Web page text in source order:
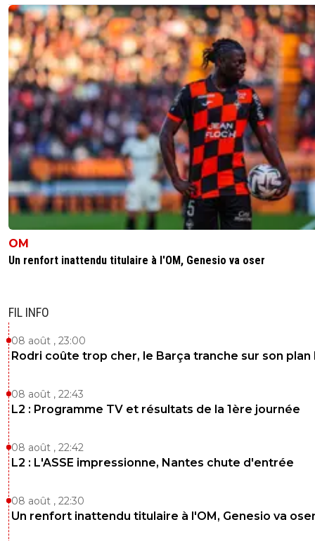
OM
Un renfort inattendu titulaire à l'OM, Genesio va oser
FIL INFO
08 août , 23:00
Rodri coûte trop cher, le Barça tranche sur son plan
08 août , 22:43
L2 : Programme TV et résultats de la 1ère journée
08 août , 22:42
L2 : L'ASSE impressionne, Nantes chute d'entrée
08 août , 22:30
Un renfort inattendu titulaire à l'OM, Genesio va